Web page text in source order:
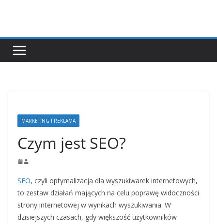
MARKETING I REKLAMA
Czym jest SEO?
SEO, czyli optymalizacja dla wyszukiwarek internetowych,
to zestaw działań mających na celu poprawę widoczności
strony internetowej w wynikach wyszukiwania. W
dzisiejszych czasach, gdy większość użytkowników